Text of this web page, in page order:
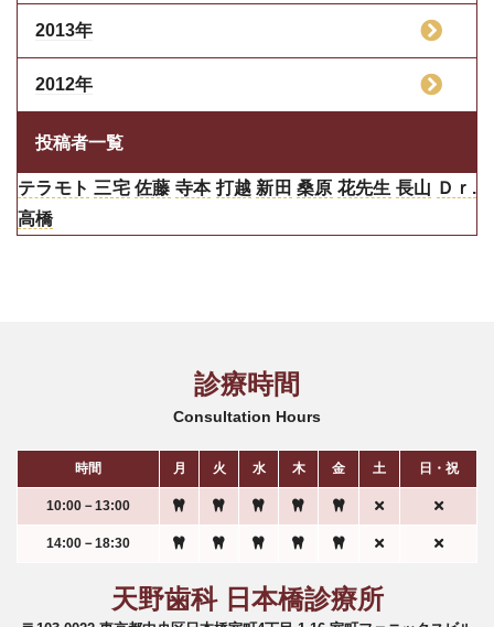
2013年
2012年
投稿者一覧
テラモト 三宅 佐藤 寺本 打越 新田 桑原 花先生 長山 Ｄｒ.
高橋
診療時間
Consultation Hours
時間 月 火 水 木 金 土 日・祝
10:00－13:00
14:00－18:30
天野歯科 日本橋診療所